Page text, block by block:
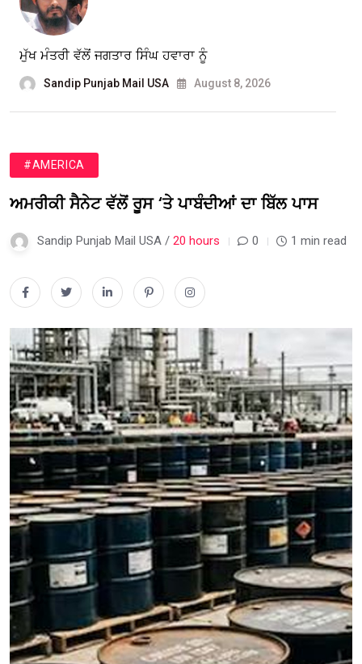
ਮੁੱਖ ਮੰਤਰੀ ਵੱਲੋਂ ਜਗਤਾਰ ਸਿੰਘ ਹਵਾਰਾ ਨੂੰ
Sandip Punjab Mail USA August 8, 2026
#AMERICA
ਅਮਰੀਕੀ ਸੈਨੇਟ ਵੱਲੋਂ ਰੂਸ ‘ਤੇ ਪਾਬੰਦੀਆਂ ਦਾ ਬਿੱਲ ਪਾਸ
Sandip Punjab Mail USA / 20 hours 0 1 min read